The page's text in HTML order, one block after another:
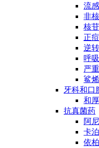
流
非
核
正
逆
呼
严
鲨
牙科和口
和
抗真菌药
阿
卡
依